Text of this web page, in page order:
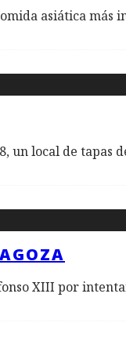
asiática más
un local de tapas
XIII por